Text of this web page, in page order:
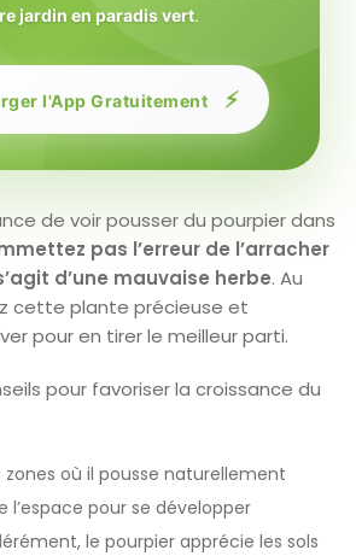
jardin en paradis vert.
l'App Gratuitement ⚡
de voir pousser du pourpier dans
pas l’erreur de l’arracher
d’une mauvaise herbe. Au
cette plante précieuse et
pour en tirer le meilleur parti.
pour favoriser la croissance du
zones où il pousse naturellement
l’espace pour se développer
le pourpier apprécie les sols